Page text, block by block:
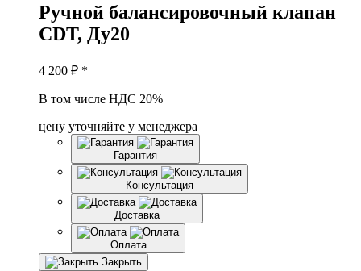
Ручной балансировочный клапан
CDT, Ду20
4 200 ₽ *
В том числе НДС 20%
цену уточняйте у менеджера
Гарантия
Консультация
Доставка
Оплата
Закрыть